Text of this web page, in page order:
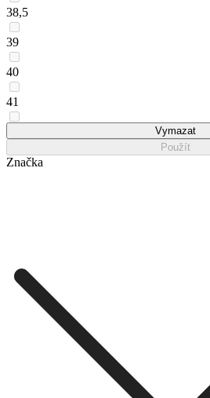
38,5
39
40
41
Vymazat
Použít
Značka